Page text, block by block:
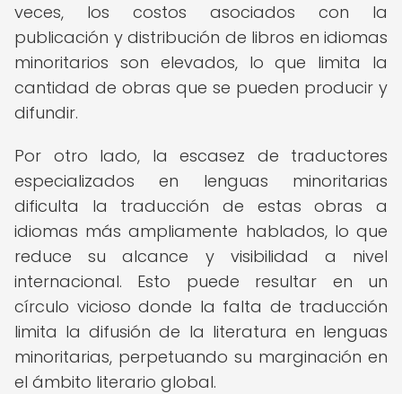
veces, los costos asociados con la
publicación y distribución de libros en idiomas
minoritarios son elevados, lo que limita la
cantidad de obras que se pueden producir y
difundir.
Por otro lado, la escasez de traductores
especializados en lenguas minoritarias
dificulta la traducción de estas obras a
idiomas más ampliamente hablados, lo que
reduce su alcance y visibilidad a nivel
internacional. Esto puede resultar en un
círculo vicioso donde la falta de traducción
limita la difusión de la literatura en lenguas
minoritarias, perpetuando su marginación en
el ámbito literario global.